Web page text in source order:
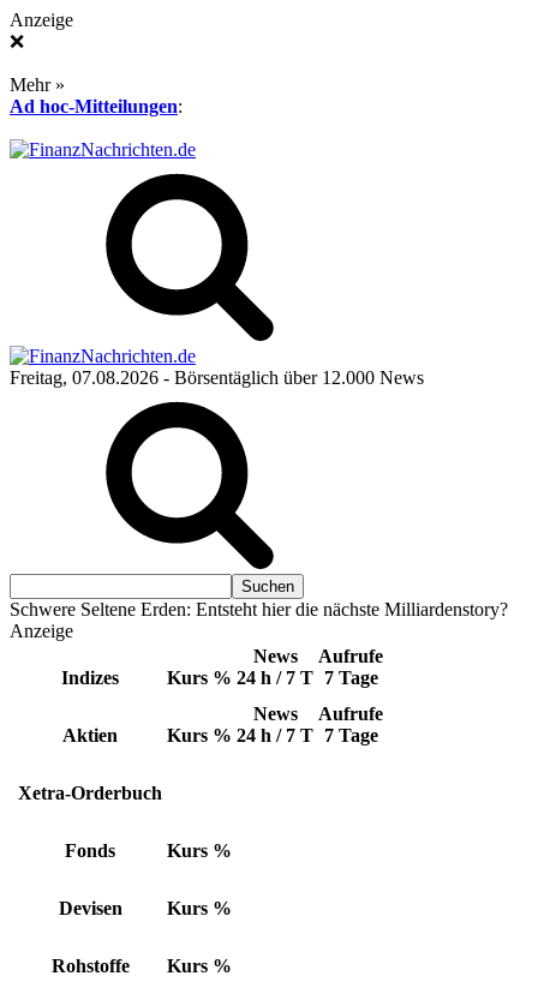
Anzeige
❌
Mehr »
Ad hoc-Mitteilungen:
Freitag, 07.08.2026 - Börsentäglich über 12.000 News
Schwere Seltene Erden: Entsteht hier die nächste Milliardenstory?
Anzeige
Indizes Kurs %
News
24 h / 7 T
Aufrufe
7 Tage
Aktien Kurs %
News
24 h / 7 T
Aufrufe
7 Tage
Xetra-Orderbuch
Fonds Kurs %
Devisen Kurs %
Rohstoffe Kurs %